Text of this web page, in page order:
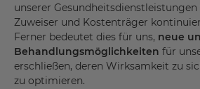
unserer
Zuweiser und Kostenträger
Ferner bedeutet dies für uns, neue
Behandlungsmöglichkeiten für
erschließen, deren Wirksamkeit zu
zu optimieren.